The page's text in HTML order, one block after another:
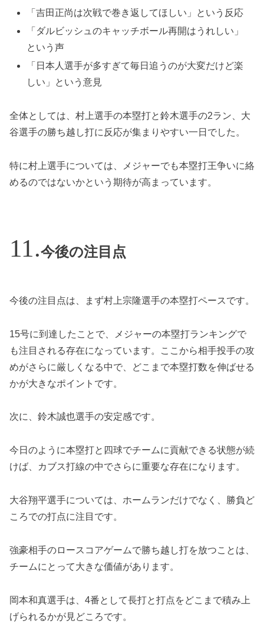
「吉田正尚は次戦で巻き返してほしい」という反応
「ダルビッシュのキャッチボール再開はうれしい」
という声
「日本人選手が多すぎて毎日追うのが大変だけど楽
しい」という意見
全体としては、村上選手の本塁打と鈴木選手の2ラン、大
谷選手の勝ち越し打に反応が集まりやすい一日でした。
特に村上選手については、メジャーでも本塁打王争いに絡
めるのではないかという期待が高まっています。
今後の注目点
今後の注目点は、まず村上宗隆選手の本塁打ペースです。
15号に到達したことで、メジャーの本塁打ランキングで
も注目される存在になっています。ここから相手投手の攻
めがさらに厳しくなる中で、どこまで本塁打数を伸ばせる
かが大きなポイントです。
次に、鈴木誠也選手の安定感です。
今日のように本塁打と四球でチームに貢献できる状態が続
けば、カブス打線の中でさらに重要な存在になります。
大谷翔平選手については、ホームランだけでなく、勝負ど
ころでの打点に注目です。
強豪相手のロースコアゲームで勝ち越し打を放つことは、
チームにとって大きな価値があります。
岡本和真選手は、4番として長打と打点をどこまで積み上
げられるかが見どころです。